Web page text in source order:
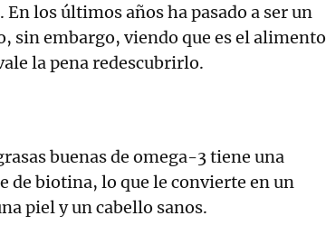
los últimos años ha pasado a ser un
sin embargo, viendo que es el alimento
la pena redescubrirlo.
buenas de omega-3 tiene una
de biotina, lo que le convierte en un
piel y un cabello sanos.